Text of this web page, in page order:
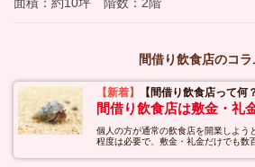
間借り飲食店のコラ
【新着】 【間借り飲食店って何
間借り飲食店は敷金・礼
個人の方が通常の飲食店を開業しよう
程度は必要で、敷金・礼金だけでも数